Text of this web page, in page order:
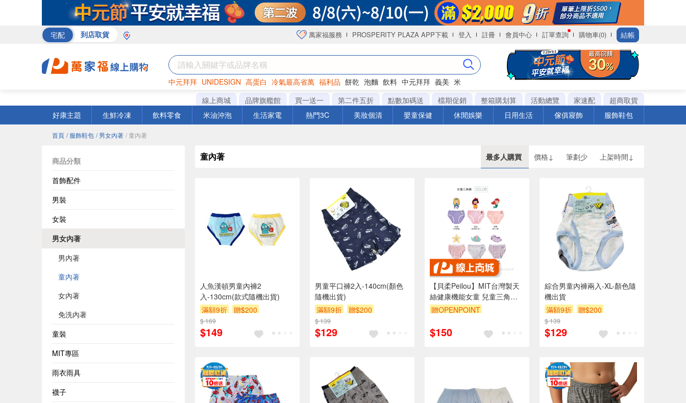
宅配 到店取貨 萬家福服務 PROSPERITY PLAZA APP下載 登入 註冊 會員中心 訂單查詢 購物車(0) 結帳
中元拜拜 UNIDESIGN 高蛋白 冷氣最高省萬 福利品 餅乾 泡麵 飲料 中元拜拜 義美 米
罐頭 咖啡 海苔
線上商城 品牌旗艦館 買一送一 第二件五折 點數加碼送 檔期促銷 整箱購划算 活動總覽 家速配
超商取貨
好康主題
生鮮冷凍 飲料零食 米油沖泡 生活家電 熱門3C 美妝個清 嬰童保健 休閒娛樂 日用生活 傢俱寢飾 服飾鞋包
首頁 / 服飾鞋包 / 男女內著 / 童內著
商品分類
首飾配件
男裝
女裝
男女內著
男內著
童內著
女內著
免洗內著
童裝
MIT專區
雨衣雨具
襪子
童內著 最多人購買 價格↓ 筆劃少 上架時間↓
人魚漢頓男童內褲2
入-130cm(款式隨機出貨)
滿額9折
贈$200
$ 169
$149
男童平口褲2入-140cm(顏色
隨機出貨)
滿額9折
贈$200
$ 139
$129
【貝柔Peilou】MIT台灣製天
絲健康機能女童 兒童三角內
褲
贈OPENPOINT
$150
綜合男童內褲兩入-XL-顏色隨
機出貨
滿額9折
贈$200
$ 139
$129